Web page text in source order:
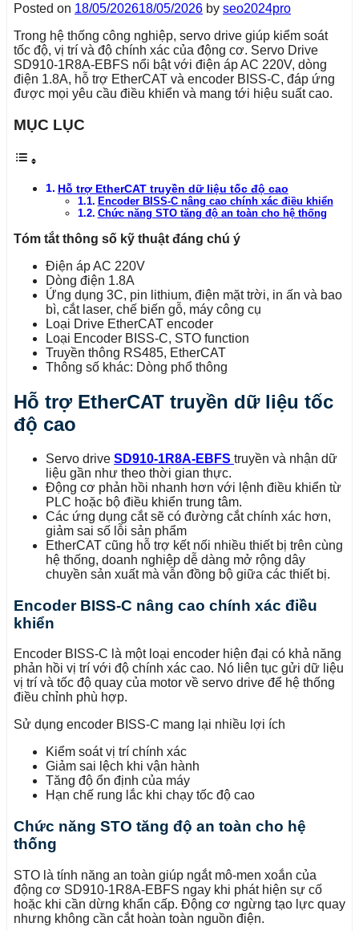
Posted on 18/05/202618/05/2026 by seo2024pro
Trong hệ thống công nghiệp, servo drive giúp kiểm soát
tốc độ, vị trí và độ chính xác của động cơ. Servo Drive
SD910-1R8A-EBFS nổi bật với điện áp AC 220V, dòng
điện 1.8A, hỗ trợ EtherCAT và encoder BISS-C, đáp ứng
được mọi yêu cầu điều khiển và mang tới hiệu suất cao.
MỤC LỤC
Hỗ trợ EtherCAT truyền dữ liệu tốc độ cao
Encoder BISS-C nâng cao chính xác điều khiển
Chức năng STO tăng độ an toàn cho hệ thống
Tóm tắt thông số kỹ thuật đáng chú ý
Điện áp AC 220V
Dòng điện 1.8A
Ứng dụng 3C, pin lithium, điện mặt trời, in ấn và bao
bì, cắt laser, chế biến gỗ, máy công cụ
Loại Drive EtherCAT encoder
Loại Encoder BISS-C, STO function
Truyền thông RS485, EtherCAT
Thông số khác: Dòng phổ thông
Hỗ trợ EtherCAT truyền dữ liệu tốc
độ cao
Servo drive SD910-1R8A-EBFS truyền và nhận dữ
liệu gần như theo thời gian thực.
Động cơ phản hồi nhanh hơn với lệnh điều khiển từ
PLC hoặc bộ điều khiển trung tâm.
Các ứng dụng cắt sẽ có đường cắt chính xác hơn,
giảm sai số lỗi sản phẩm
EtherCAT cũng hỗ trợ kết nối nhiều thiết bị trên cùng
hệ thống, doanh nghiệp dễ dàng mở rộng dây
chuyền sản xuất mà vẫn đồng bộ giữa các thiết bị.
Encoder BISS-C nâng cao chính xác điều
khiển
Encoder BISS-C là một loại encoder hiện đại có khả năng
phản hồi vị trí với độ chính xác cao. Nó liên tục gửi dữ liệu
vị trí và tốc độ quay của motor về servo drive để hệ thống
điều chỉnh phù hợp.
Sử dụng encoder BISS-C mang lại nhiều lợi ích
Kiểm soát vị trí chính xác
Giảm sai lệch khi vận hành
Tăng độ ổn định của máy
Hạn chế rung lắc khi chạy tốc độ cao
Chức năng STO tăng độ an toàn cho hệ
thống
STO là tính năng an toàn giúp ngắt mô-men xoắn của
động cơ SD910-1R8A-EBFS ngay khi phát hiện sự cố
hoặc khi cần dừng khẩn cấp. Động cơ ngừng tạo lực quay
nhưng không cần cắt hoàn toàn nguồn điện.